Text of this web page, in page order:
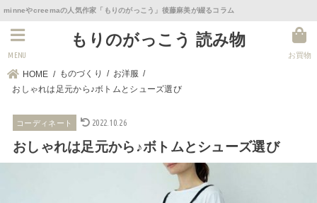
minneやcreemaの人気作家「もりのがっこう」後藤麻美が綴るコラム
もりのがっこう 読み物
お買物
MENU
HOME ものづくり
お洋服
おしゃれは足元から♪ボトムとシューズ選び
コーディネート 2022.10.26
おしゃれは足元から♪ボトムとシューズ選び